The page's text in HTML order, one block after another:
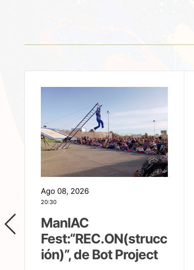
Ago 08, 2026
20:30
ManIAC
Fest:“REC.ON(strucc
ión)”, de Bot Project